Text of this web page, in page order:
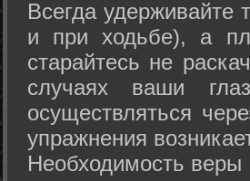
Всегда удерживайте
и при ходьбе), а
старайтесь не
случаях ваши
осуществляться
упражнения
Необходимость веры